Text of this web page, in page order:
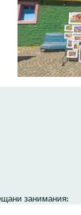
занимания: